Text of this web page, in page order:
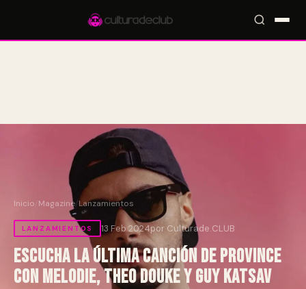
Inicio Magazine/Lanzamientos
LANZAMIENTOS 13 Feb 2024por Culturade.CLUB
Escucha la última canción de Province
con Melodie, Theo Douke y Guy Katsav